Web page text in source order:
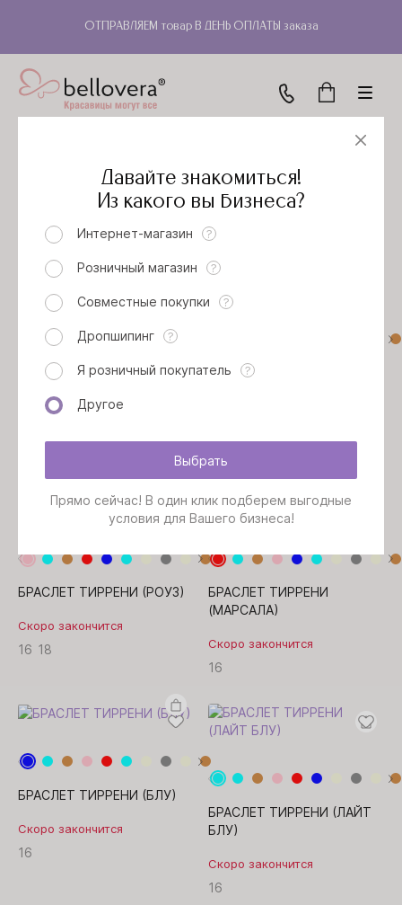
ОТПРАВЛЯЕМ товар В ДЕНЬ ОПЛАТЫ заказа
Женские браслеты оптом
БРАСЛЕТ ТИРРЕНИ (БЛУ
БРАСЛЕТ ТИРРЕНИ
БРАСЛЕТ ТИРРЕНИ (РОУЗ)
Скоро закончится
16 18
БРАСЛЕТ ТИРРЕНИ
(МАРСАЛА)
Скоро закончится
16
БРАСЛЕТ ТИРРЕНИ (БЛУ)
Скоро закончится
16
БРАСЛЕТ ТИРРЕНИ (ЛАЙТ
БЛУ)
Скоро закончится
16
Давайте знакомиться!
Из какого вы бизнеса?
Интернет-магазин ?
Розничный магазин ?
Совместные покупки ?
Дропшипинг ?
Я розничный покупатель ?
Другое
Выбрать
Прямо сейчас! В один клик подберем выгодные
условия для Вашего бизнеса!